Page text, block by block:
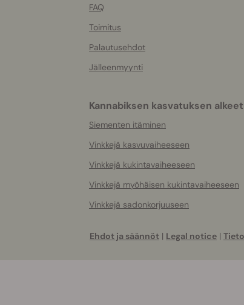
FAQ
Toimitus
Palautusehdot
Jälleenmyynti
Kannabiksen kasvatuksen alkeet
Siementen itäminen
Vinkkejä kasvuvaiheeseen
Vinkkejä kukintavaiheeseen
Vinkkejä myöhäisen kukintavaiheeseen
Vinkkejä sadonkorjuuseen
Ehdot ja säännöt | Legal notice |